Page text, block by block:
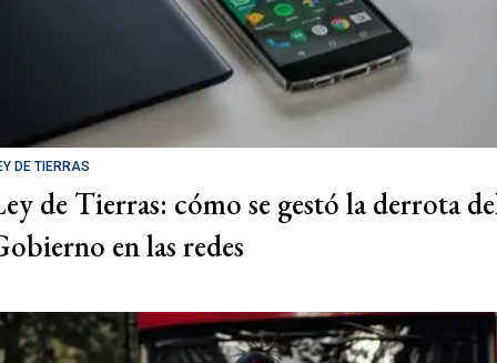
DE TIERRAS
de Tierras: cómo se gestó la derrota
en las redes